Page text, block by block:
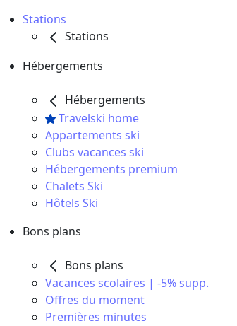
Stations
Stations
Hébergements
Hébergements
Travelski home
Appartements ski
Clubs vacances ski
Hébergements premium
Chalets Ski
Hôtels Ski
Bons plans
Bons plans
Vacances scolaires | -5% supp.
Offres du moment
Premières minutes